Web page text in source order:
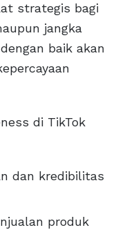
strategis bagi
jangka
baik akan
di TikTok
dan kredibilitas
produk